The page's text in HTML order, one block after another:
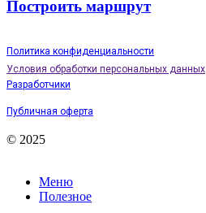
Построить маршрут
Политика конфиденциальности
Условия обработки персональных данных
Разработчики
Публичная оферта
© 2025
Меню
Полезное